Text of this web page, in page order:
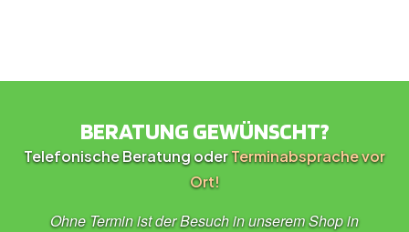
BERATUNG GEWÜNSCHT?
Telefonische Beratung oderTerminabsprache vor
Ort!
Ohne Termin ist der Besuch in unserem Shop in